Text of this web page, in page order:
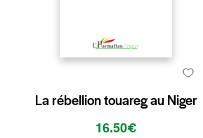
La rébellion touareg au Niger
16.50€